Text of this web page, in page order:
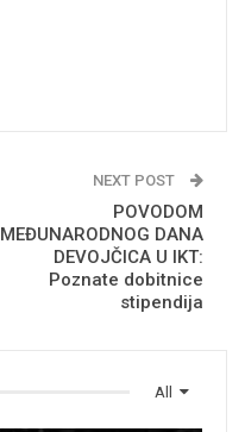
NEXT POST
POVODOM
MEĐUNARODNOG DANA
DEVOJČICA U IKT:
Poznate dobitnice
stipendija
All